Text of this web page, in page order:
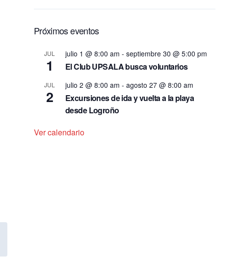
Próximos eventos
JUL
1
julio 1 @ 8:00 am - septiembre 30 @ 5:00 pm
El Club UPSALA busca voluntarios
JUL
2
julio 2 @ 8:00 am - agosto 27 @ 8:00 am
Excursiones de ida y vuelta a la playa
desde Logroño
Ver calendario